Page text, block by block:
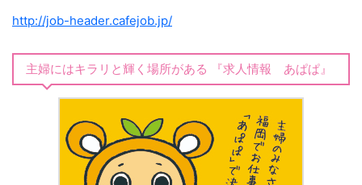
http://job-header.cafejob.jp/
主婦にはキラリと輝く場所がある 『求人情報 あぱぱ』